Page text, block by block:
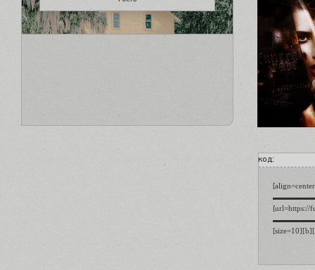
код:
[url=https://
▬▬▬▬▬▬